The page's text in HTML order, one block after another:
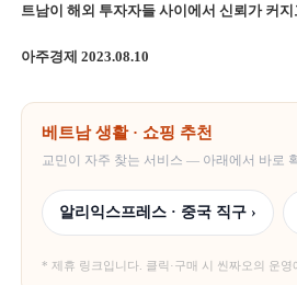
트남이 해외 투자자들 사이에서 신뢰가 커
아주경제 2023.08.10
베트남 생활 · 쇼핑 추천
교민이 자주 찾는 서비스 — 아래에서 바로
알리익스프레스 · 중국 직구 ›
* 제휴 링크입니다. 클릭·구매 시 씬짜오의 운